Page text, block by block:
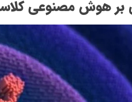
بر هوش مصنوعی